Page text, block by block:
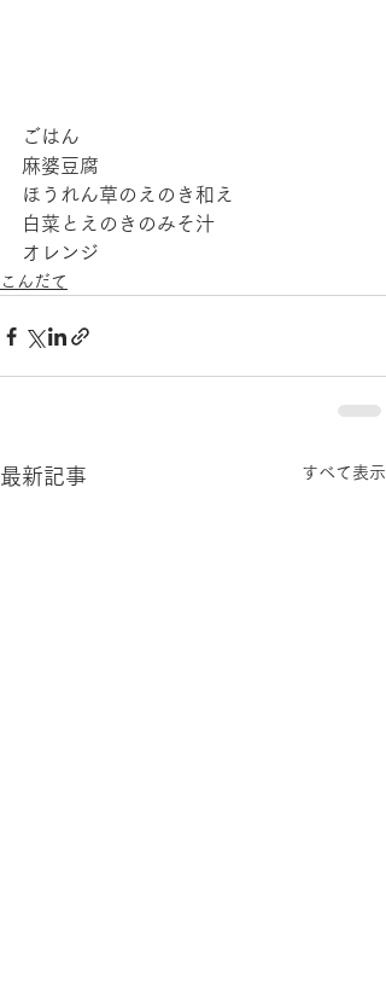
ごはん
麻婆豆腐
ほうれん草のえのき和え
白菜とえのきのみそ汁
オレンジ
こんだて
最新記事 すべて表示